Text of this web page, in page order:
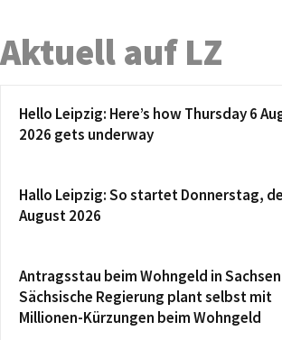
Aktuell auf LZ
Hello Leipzig: Here’s how Thursday 6
2026 gets underway
Hallo Leipzig: So startet Donnerstag,
August 2026
Antragsstau beim Wohngeld in
Sächsische Regierung plant selbst mit
Millionen-Kürzungen beim Wohngeld